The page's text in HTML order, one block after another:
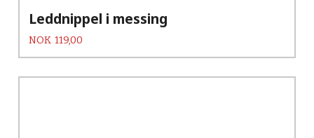
Leddnippel i messing
Pris
NOK 119,00